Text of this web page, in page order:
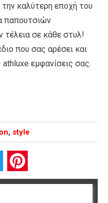
καλύτερη εποχή του
παπουτσιών
τέλεια σε κάθε στυλ!
που σας αρέσει και
athluxe εμφανίσεις σας.
, style
Twitter